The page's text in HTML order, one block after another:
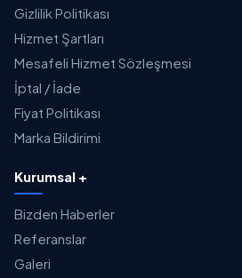
Gizlilik Politikası
Hizmet Şartları
Mesafeli Hizmet Sözleşmesi
İptal / İade
Fiyat Politikası
Marka Bildirimi
Kurumsal +
Bizden Haberler
Referanslar
Galeri